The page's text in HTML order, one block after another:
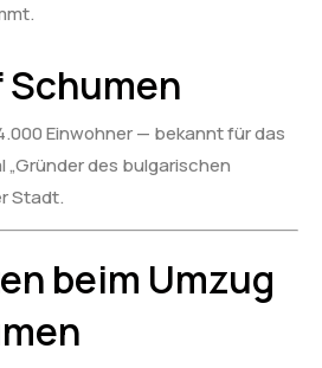
Einwohner — bekannt für das
„Gründer des bulgarischen
Stadt.
beim Umzug